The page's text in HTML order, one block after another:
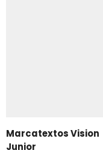
Marcatextos Vision
Junior